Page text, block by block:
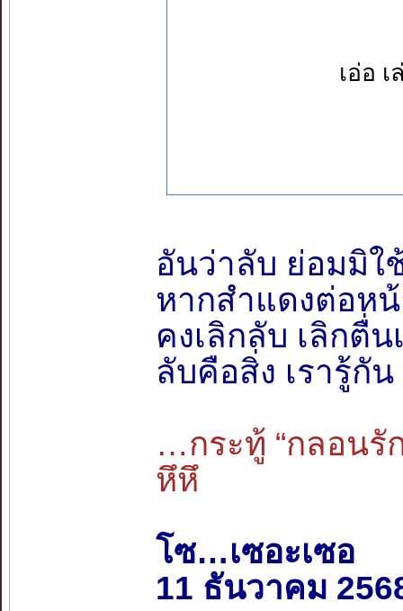
เอ่อ
อันว่าลับ ย่อมมิใ
หากสำแดงต่อห
คงเลิกลับ เลิกตื่
ลับคือสิ่ง เรารู้กั
…กระทู้ “กลอนรั
หึหึ
โซ…เซอะเซอ
11 ธันวาคม